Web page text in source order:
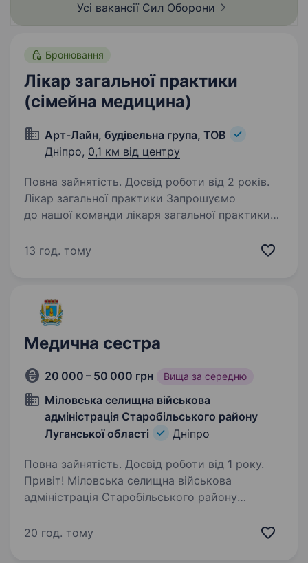
Усі вакансії Сил Оборони
Бронювання
Лікар загальної практики
(сімейна медицина)
Арт-Лайн, будівельна група, ТОВ
Дніпро, 0,1 км від центру
Повна зайнятість. Досвід роботи від 2 років.
Лікар загальної практики Запрошуємо
до нашої команди лікаря загальної практики
первинних медичних оглядів. Надання
13 год. тому
Медична сестра
20 000 – 50 000 грн Вища за середню
Міловська селищна військова
адміністрація Старобільського району
Луганської області
Дніпро
Повна зайнятість. Досвід роботи від 1 року.
Привіт! Міловська селищна військова
адміністрація Старобільського району
для проходження служби в Силах оборони
20 год. тому